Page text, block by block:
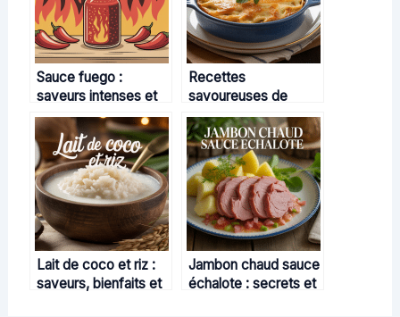
Sauce fuego :
saveurs intenses et
conseils pour bien
l’utiliser
Recettes
savoureuses de
gratins de pâtes au
thon : idées, conseils
et variantes
Lait de coco et riz :
saveurs, bienfaits et
Jambon chaud sauce
échalote : secrets et